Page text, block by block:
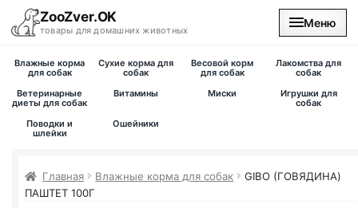
ZooZver.OK
товары для домашних животных
Меню
На главную
Вакансии
Влажные корма
для собак
Сухие корма для
собак
Весовой корм
для собак
Лакомства для
собак
Ветеринарные
диеты для собак
Витамины Миски
Игрушки для
собак
Поводки и
шлейки
Ошейники
Главная Влажные корма для собак
GIBO (ГОВЯДИНА)
ПАШТЕТ 100Г